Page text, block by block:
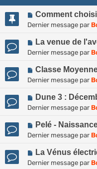
Comment
Dernier message par
La venue de
Dernier message par
Classe
Dernier message par
Dune 3 :
Dernier message par
Pelé -
Dernier message par
La Vénus
Dernier message par